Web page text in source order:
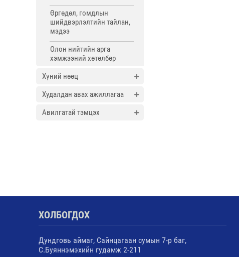
Өргөдөл, гомдлын
шийдвэрлэлтийн тайлан,
мэдээ
Олон нийтийн арга
хэмжээний хөтөлбөр
Хүний нөөц
Худалдан авах ажиллагаа
Авилгатай тэмцэх
ХОЛБОГДОХ
Дундговь аймаг, Сайнцагаан сумын 7-р баг,
С.Буяннэмэхийн гудамж 2-211